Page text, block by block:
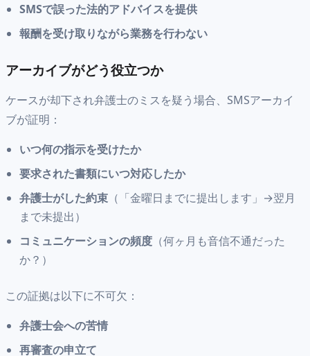
SMSで誤った法的アドバイスを提供
報酬を受け取りながら業務を行わない
アーカイブがどう役立つか
ケースが却下され弁護士のミスを疑う場合、SMSアーカイ
ブが証明：
いつ何の指示を受けたか
要求された書類にいつ対応したか
弁護士がした約束 （「金曜日までに提出します」→翌月
まで未提出）
コミュニケーションの頻度 （何ヶ月も音信不通だった
か？）
この証拠は以下に不可欠：
弁護士会への苦情
再審査の申立て